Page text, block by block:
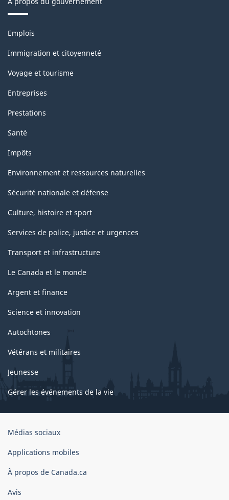
Thèmes
sujets
Emplois
Immigration et citoyenneté
Voyage et tourisme
Entreprises
Prestations
Santé
Impôts
Environnement et ressources naturelles
Sécurité nationale et défense
Culture, histoire et sport
Services de police, justice et urgences
Transport et infrastructure
Le Canada et le monde
Argent et finance
Science et innovation
Autochtones
Vétérans et militaires
Jeunesse
Gérer les événements de la vie
Organisation
gouvernement
Canada
Médias sociaux
Applications mobiles
Ã propos de Canada.ca
Avis